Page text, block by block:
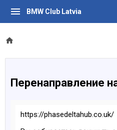
BMW Club Latvia
Перенаправление
https://phasedeltahub.co.uk/